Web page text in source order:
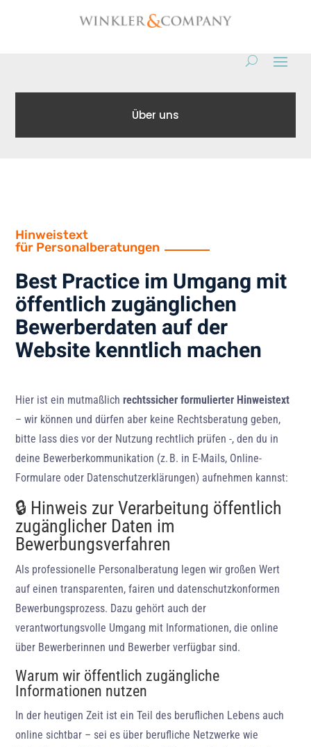
Über uns
Hinweistext
für Personalberatungen
Best Practice im Umgang mit
öffentlich zugänglichen
Bewerberdaten auf der
Website kenntlich machen
Hier ist ein mutmaßlichrechtssicher formulierter Hinweistext
– wir können und dürfen aber keine Rechtsberatung geben,
bitte lass dies vor der Nutzung rechtlich prüfen -, den du in
deine Bewerberkommunikation (z. B. in E-Mails, Online-
Formulare oder Datenschutzerklärungen) aufnehmen kannst:
🔒 Hinweis zur Verarbeitung öffentlich
zugänglicher Daten im
Bewerbungsverfahren
Als professionelle Personalberatung legen wir großen Wert
auf einen transparenten, fairen und datenschutzkonformen
Bewerbungsprozess. Dazu gehört auch der
verantwortungsvolle Umgang mit Informationen, die online
über Bewerberinnen und Bewerber verfügbar sind.
Warum wir öffentlich zugängliche
Informationen nutzen
In der heutigen Zeit ist ein Teil des beruflichen Lebens auch
online sichtbar – sei es über berufliche Netzwerke wie